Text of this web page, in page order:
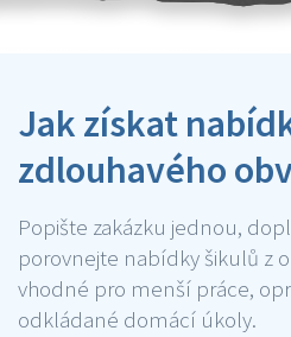
Jak získat
zdlouhavého
Popište zakázku jednou,
porovnejte nabídky šikulů z
vhodné pro menší práce,
odkládané domácí úkoly.